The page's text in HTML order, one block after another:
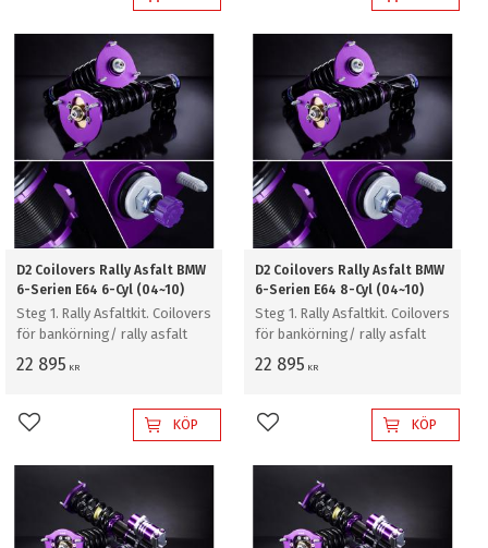
D2 Coilovers Rally Asfalt BMW
6-Serien E64 6-Cyl (04~10)
Steg 1. Rally Asfaltkit. Coilovers
för bankörning/ rally asfalt
22 895 KR
Lägg till i favoriterKÖP
D2 Coilovers Rally Asfalt BMW
6-Serien E64 8-Cyl (04~10)
Steg 1. Rally Asfaltkit. Coilovers
för bankörning/ rally asfalt
22 895 KR
Lägg till i favoriterKÖP